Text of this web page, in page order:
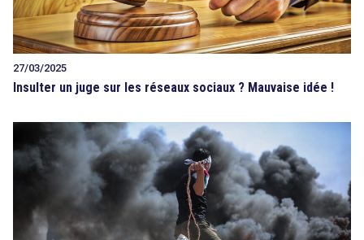
27/03/2025
Insulter un juge sur les réseaux sociaux ? Mauvaise idée !